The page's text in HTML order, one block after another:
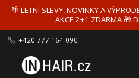
🌴 LETNÍ SLEVY, NOVINKY A
AKCE 2+1 ZDARMA 🎁
+420 777 164 090